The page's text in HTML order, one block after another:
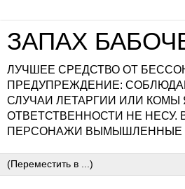
ЗАПАХ
ЛУЧШЕЕ СРЕДСТВО ОТ
ПРЕДУПРЕЖДЕНИЕ:
СЛУЧАИ ЛЕТАРГИИ ИЛИ КОМЫ
ОТВЕТСТВЕННОСТИ НЕ НЕСУ.
ПЕРСОНАЖИ ВЫМЫШЛЕННЫЕ